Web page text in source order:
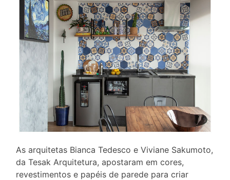
As arquitetas Bianca Tedesco e Viviane Sakumoto,
da Tesak Arquitetura, apostaram em cores,
revestimentos e papéis de parede para criar